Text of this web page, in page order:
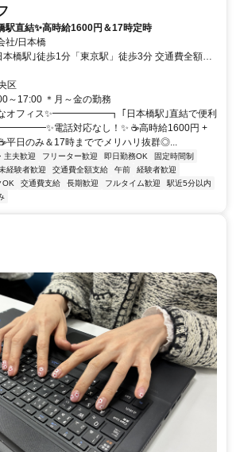
駅直結✨高時給1600円＆17時定時
社/日本橋
橋駅｣徒歩1分「東京駅」徒歩3分 交通費全額支
区
～17:00 ＊月～金の勤務
なオフィス✨━━━━━━┓ ｢日本橋駅｣直結で便利
電話対応なし！✨ ☕高時給1600円 +
平日のみ＆17時まででメリハリ抜群◎...
主夫歓迎 フリーター歓迎 即日勤務OK
固定時間制
経験者歓迎 交通費全額支給 午前
経験者歓迎
OK 交通費支給 長期歓迎 フルタイム歓迎
駅近5分以内